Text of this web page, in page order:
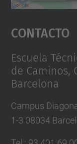
Contacto
Escuela
de Caminos,
Barcelona
Campus
1-3 08034